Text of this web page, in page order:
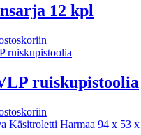
12 kpl
ruiskupistoolia